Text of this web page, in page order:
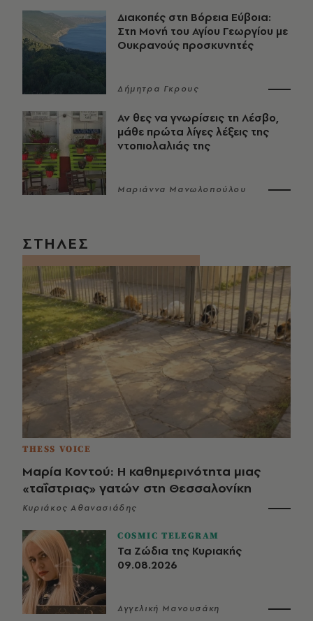
Διακοπές στη Βόρεια Εύβοια:
Στη Μονή του Αγίου Γεωργίου με
Ουκρανούς προσκυνητές
Δήμητρα Γκρους
Αν θες να γνωρίσεις τη Λέσβο,
μάθε πρώτα λίγες λέξεις της
ντοπιολαλιάς της
Μαριάννα Μανωλοπούλου
ΣΤΗΛΕΣ
THESS VOICE
Μαρία Κοντού: Η καθημερινότητα μιας
«ταΐστριας» γατών στη Θεσσαλονίκη
Κυριάκος Αθανασιάδης
COSMIC TELEGRAM
Τα Ζώδια της Κυριακής
09.08.2026
Αγγελική Μανουσάκη